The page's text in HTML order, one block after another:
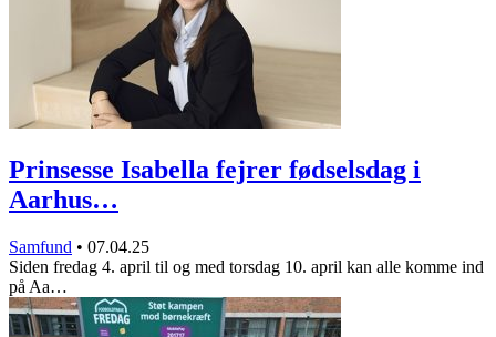
Prinsesse Isabella fejrer fødselsdag i
Aarhus…
Samfund • 07.04.25
Siden fredag 4. april til og med torsdag 10. april kan alle komme ind
på Aa…